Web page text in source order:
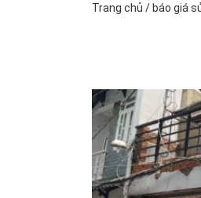
Trang chủ / báo giá